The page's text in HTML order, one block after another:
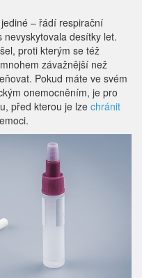
– řádí respirační
desítky let.
proti kterým se též
závažnější než
Pokud máte ve svém
onemocněním, je pro
před kterou je lze chránit